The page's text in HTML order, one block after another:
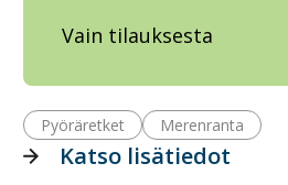
Vain tilauksesta
Pyöräretket Merenranta
Katso lisätiedot